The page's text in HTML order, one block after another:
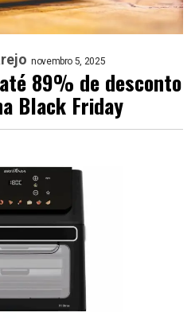
novembro 5, 2025
89% de desconto
Black Friday